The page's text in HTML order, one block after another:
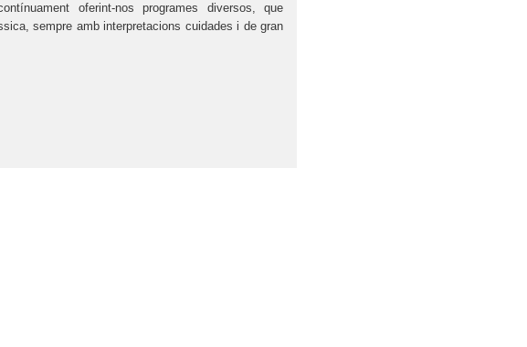
oferint-nos programes diversos, que
sempre amb interpretacions cuidades i de gran